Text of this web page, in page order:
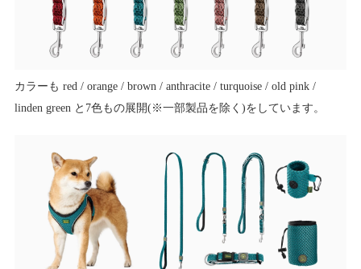
カラーも red / orange / brown / anthracite / turquoise / old pink /
linden green と7色もの展開(※一部製品を除く)をしています。